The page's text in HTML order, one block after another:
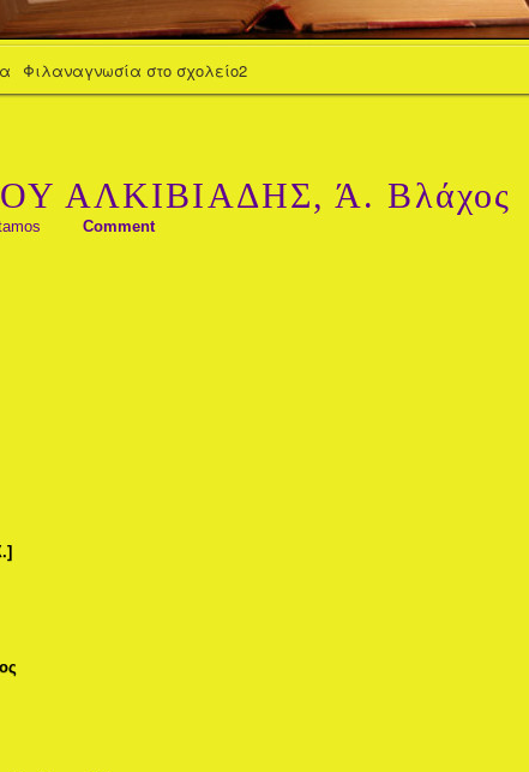
Φιλαναγνωσία στο σχολείο2
ΑΛΚΙΒΙΑΔΗΣ, Ά. Βλάχος
Comment